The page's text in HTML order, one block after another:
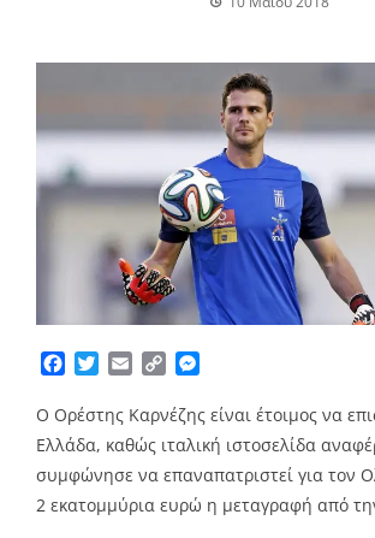
Facebook
TwitterEmailCopy
Ο Ορέστης Καρνέζης είναι έτοιμος να
Ελλάδα, καθώς ιταλική ιστοσελίδα
συμφώνησε να επαναπατριστεί για τον
2 εκατομμύρια ευρώ η μεταγραφή από